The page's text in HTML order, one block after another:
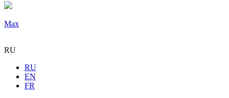
Max
RU
RU
EN
FR